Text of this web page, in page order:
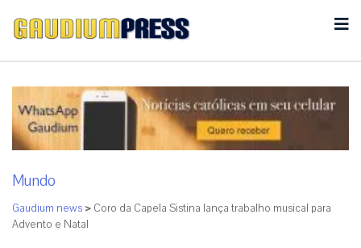
Mundo
Gaudium news > Coro da Capela Sistina lança trabalho musical para
Advento e Natal